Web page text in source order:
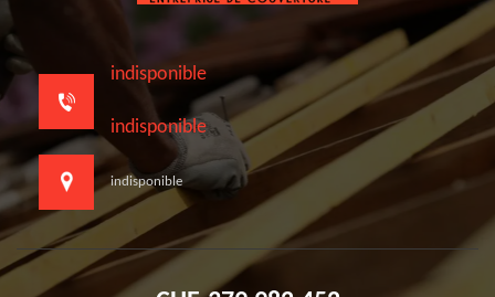
indisponible
indisponible
indisponible